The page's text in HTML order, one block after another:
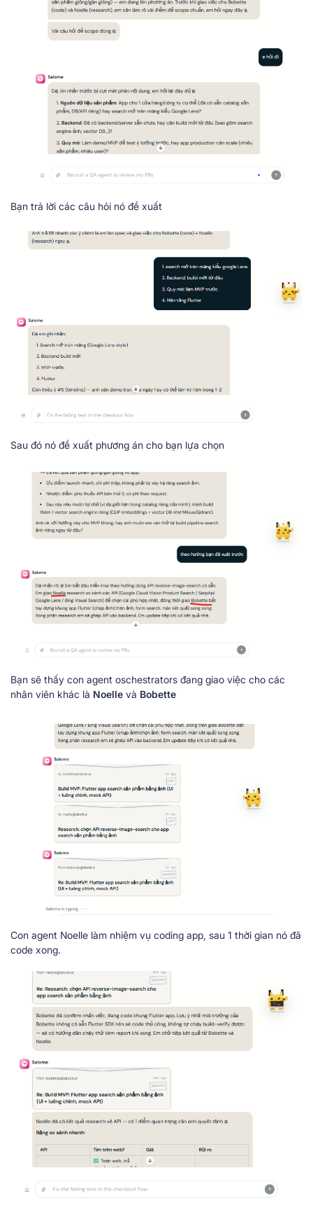
Bạn trả lời các câu hỏi nó đề xuất
Sau đó nó đề xuất phương án cho bạn lựa chọn
Bạn sẽ thấy con agent oschestrators đang giao việc cho các
nhân viên khác là Noelle và Bobette
Con agent Noelle làm nhiệm vụ coding app, sau 1 thời gian nó đã
code xong.